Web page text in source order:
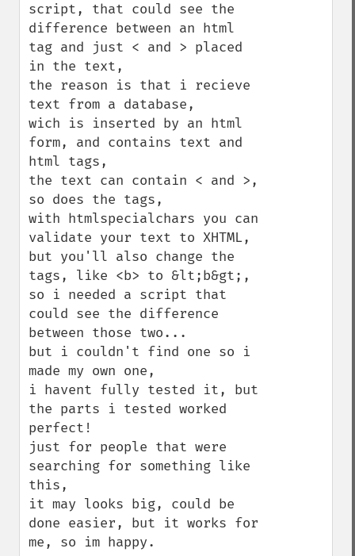
script, that could see the
difference between an html
tag and just < and > placed
in the text,
the reason is that i recieve
text from a database,
wich is inserted by an html
form, and contains text and
html tags,
the text can contain < and >,
so does the tags,
with htmlspecialchars you can
validate your text to XHTML,
but you'll also change the
tags, like <b> to &lt;b&gt;,
so i needed a script that
could see the difference
between those two...
but i couldn't find one so i
made my own one,
i havent fully tested it, but
the parts i tested worked
perfect!
just for people that were
searching for something like
this,
it may looks big, could be
done easier, but it works for
me, so im happy.